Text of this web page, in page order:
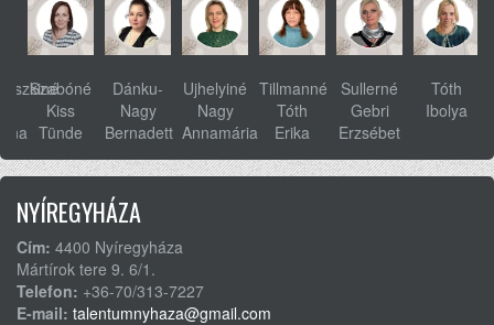
Szabóné
Kiss
Tünde
Dánku-
Nagy
Bernadett
Ujhelyiné
Nagy
Annamária
Tillmanné
Tóth
Erika
Sullerné
Gebri
Erzsébet
Tóth
Ibolya
NYÍREGYHÁZA
Cím: 4400 Nyíregyháza
Mártírok tere 9. 6/1.
Telefon: +36-70/313-7227
E-mail: talentumnyhaza@gmail.com